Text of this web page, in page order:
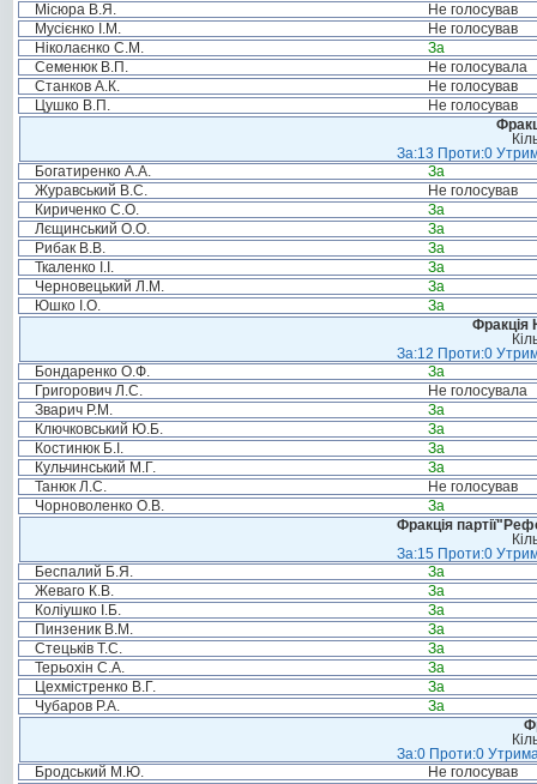
Місюра В.Я.
Не голосував
Мусієнко І.М.
Не голосував
Ніколаєнко С.М.
За
Семенюк В.П.
Не голосувала
Станков А.К.
Не голосував
Цушко В.П.
Не голосував
За:13 Проти:0
Богатиренко А.А.
За
Журавський В.С.
Не голосував
Кириченко С.О.
За
Лєщинський О.О.
За
Рибак В.В.
За
Ткаленко І.І.
За
Черновецький Л.М.
За
Юшко І.О.
За
Фракція
За:12 Проти:0
Бондаренко О.Ф.
За
Григорович Л.С.
Не голосувала
Зварич Р.М.
За
Ключковський Ю.Б.
За
Костинюк Б.І.
За
Кульчинський М.Г.
За
Танюк Л.С.
Не голосував
Чорноволенко О.В.
За
Фракція
За:15 Проти:0
Беспалий Б.Я.
За
Жеваго К.В.
За
Коліушко І.Б.
За
Пинзеник В.М.
За
Стецьків Т.С.
За
Терьохін С.А.
За
Цехмістренко В.Г.
За
Чубаров Р.А.
За
За:0 Проти:0
Бродський М.Ю.
Не голосував